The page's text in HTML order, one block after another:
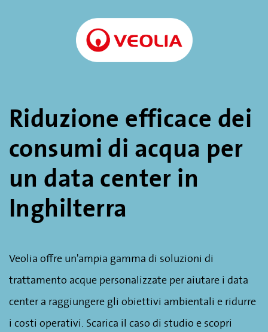
Riduzione efficace dei
consumi di acqua per
un data center in
Inghilterra
Veolia offre un'ampia gamma di soluzioni di
trattamento acque personalizzate per aiutare i data
center a raggiungere gli obiettivi ambientali e ridurre
i costi operativi. Scarica il caso di studio e scopri